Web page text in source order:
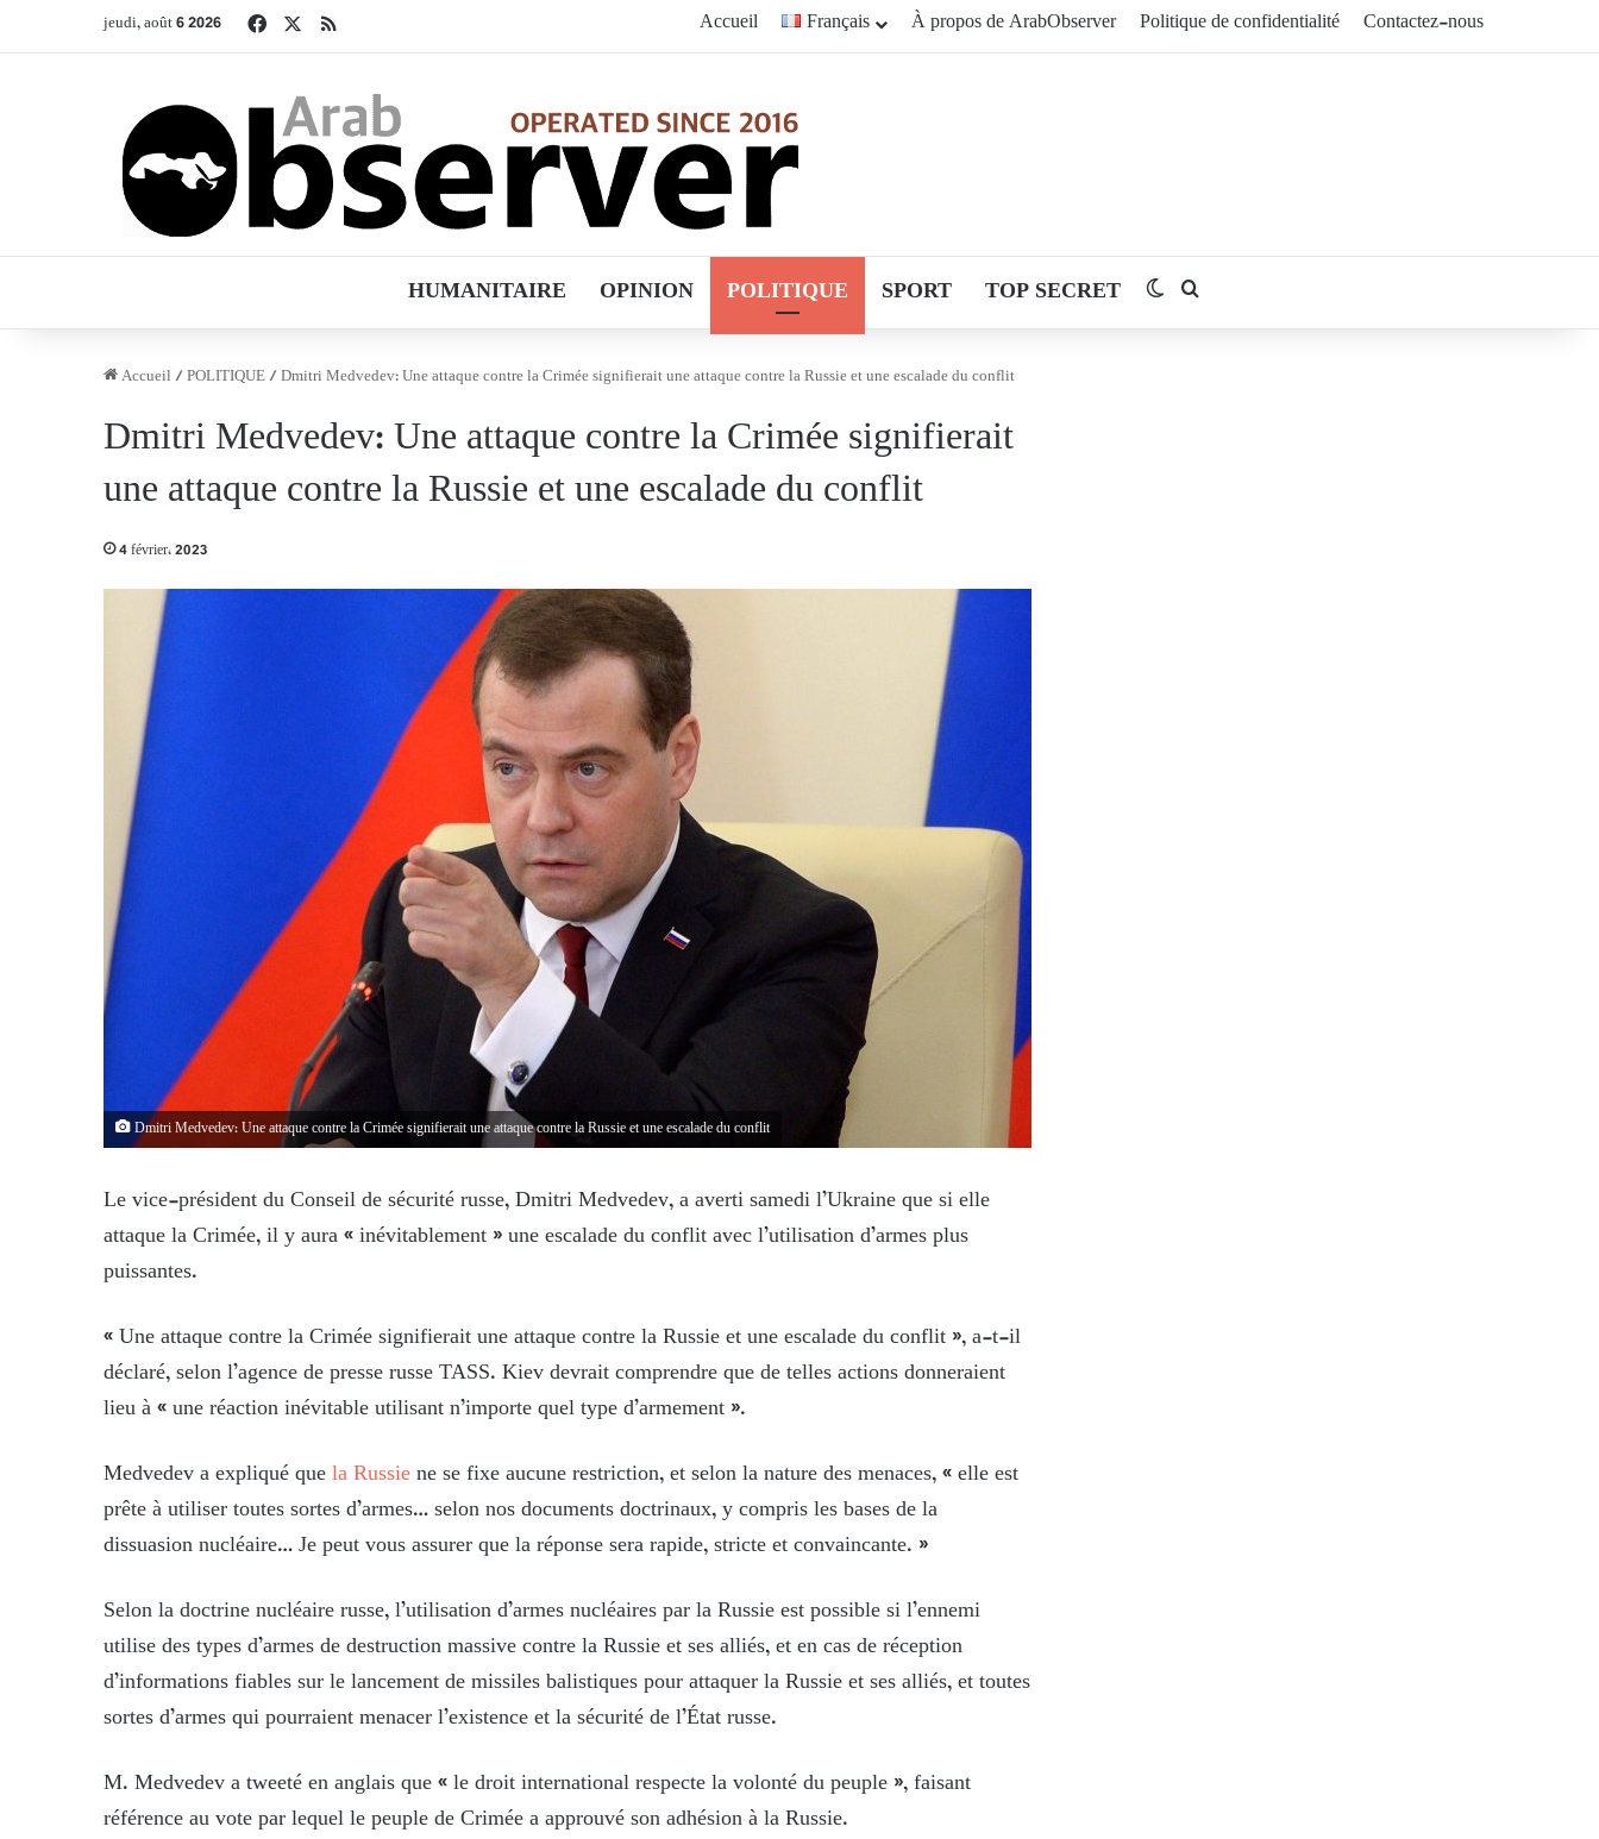
jeudi, août 6 2026 FacebookRSS Accueil Français À propos de ArabObserver Politique de confidentialité Contactez-nous
HUMANITAIRE OPINION POLITIQUE SPORT TOP SECRET Switch skin
Accueil /POLITIQUE/Dmitri Medvedev: Une attaque contre la Crimée signifierait une attaque contre la Russie et une escalade du conflit
Dmitri Medvedev: Une attaque contre la Crimée signifierait
une attaque contre la Russie et une escalade du conflit
4 février، 2023
Dmitri Medvedev: Une attaque contre la Crimée signifierait une attaque contre la Russie et une escalade du conflit
Le vice-président du Conseil de sécurité russe, Dmitri Medvedev, a averti samedi l’Ukraine que si elle
attaque la Crimée, il y aura « inévitablement » une escalade du conflit avec l’utilisation d’armes plus
puissantes.
« Une attaque contre la Crimée signifierait une attaque contre la Russie et une escalade du conflit », a-t-il
déclaré, selon l’agence de presse russe TASS. Kiev devrait comprendre que de telles actions donneraient
lieu à « une réaction inévitable utilisant n’importe quel type d’armement ».
Medvedev a expliqué quela Russiene se fixe aucune restriction, et selon la nature des menaces, « elle est
prête à utiliser toutes sortes d’armes… selon nos documents doctrinaux, y compris les bases de la
dissuasion nucléaire… Je peut vous assurer que la réponse sera rapide, stricte et convaincante. »
Selon la doctrine nucléaire russe, l’utilisation d’armes nucléaires par la Russie est possible si l’ennemi
utilise des types d’armes de destruction massive contre la Russie et ses alliés, et en cas de réception
d’informations fiables sur le lancement de missiles balistiques pour attaquer la Russie et ses alliés, et toutes
sortes d’armes qui pourraient menacer l’existence et la sécurité de l’État russe.
M. Medvedev a tweeté en anglais que « le droit international respecte la volonté du peuple », faisant
référence au vote par lequel le peuple de Crimée a approuvé son adhésion à la Russie.